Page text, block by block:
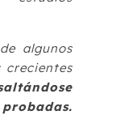
algunos
crecientes